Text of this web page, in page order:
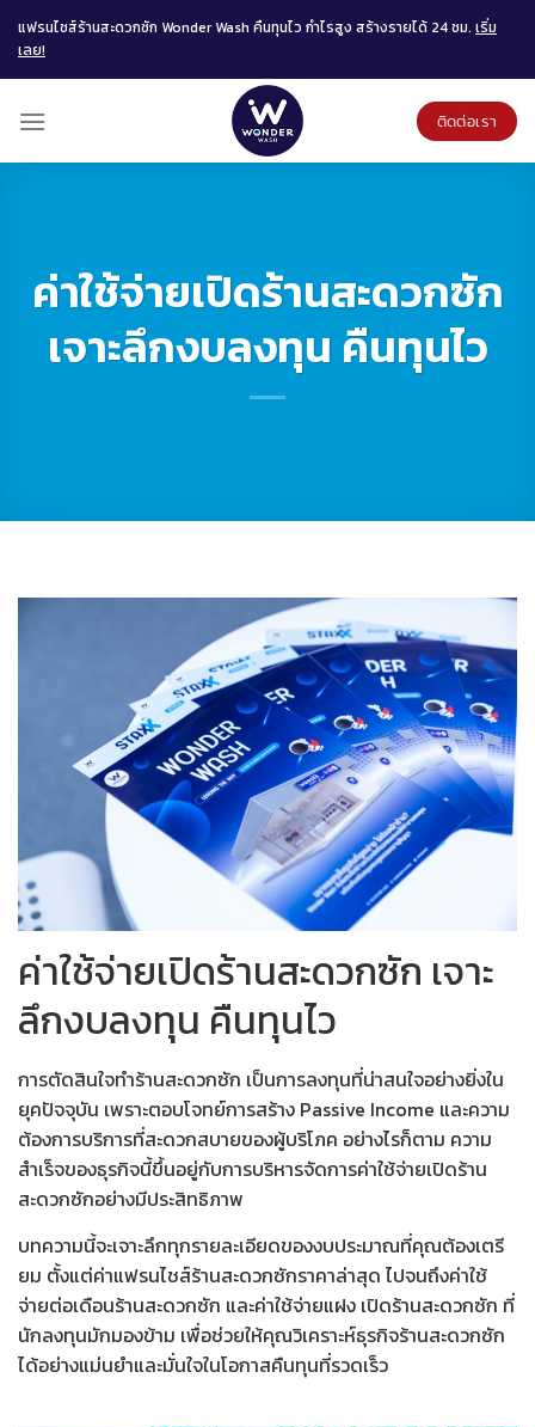
content
แฟรนไชส์ร้านสะดวกซัก Wonder Wash คืนทุนไว กำไรสูง สร้างรายได้ 24 ชม. เริ่ม
เลย!
ติดต่อเรา
ค่าใช้จ่ายเปิดร้านสะดวกซัก
เจาะลึกงบลงทุน คืนทุนไว
ค่าใช้จ่ายเปิดร้านสะดวกซัก เจาะ
ลึกงบลงทุน คืนทุนไว
การตัดสินใจทำร้านสะดวกซัก เป็นการลงทุนที่น่าสนใจอย่างยิ่งใน
ยุคปัจจุบัน เพราะตอบโจทย์การสร้าง Passive Income และความ
ต้องการบริการที่สะดวกสบายของผู้บริโภค อย่างไรก็ตาม ความ
สำเร็จของธุรกิจนี้ขึ้นอยู่กับการบริหารจัดการค่าใช้จ่ายเปิดร้าน
สะดวกซักอย่างมีประสิทธิภาพ
บทความนี้จะเจาะลึกทุกรายละเอียดของงบประมาณที่คุณต้องเตรี
ยม ตั้งแต่ค่าแฟรนไชส์ร้านสะดวกซักราคาล่าสุด ไปจนถึงค่าใช้
จ่ายต่อเดือนร้านสะดวกซัก และค่าใช้จ่ายแฝง เปิดร้านสะดวกซัก ที่
นักลงทุนมักมองข้าม เพื่อช่วยให้คุณวิเคราะห์ธุรกิจร้านสะดวกซัก
ได้อย่างแม่นยำและมั่นใจในโอกาสคืนทุนที่รวดเร็ว